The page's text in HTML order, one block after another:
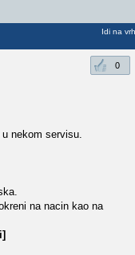
Idi na vrh
0
nekom servisu.
na nacin kao na